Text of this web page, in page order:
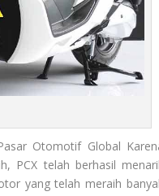
Otomotif Global
PCX telah berhasil
yang telah meraih